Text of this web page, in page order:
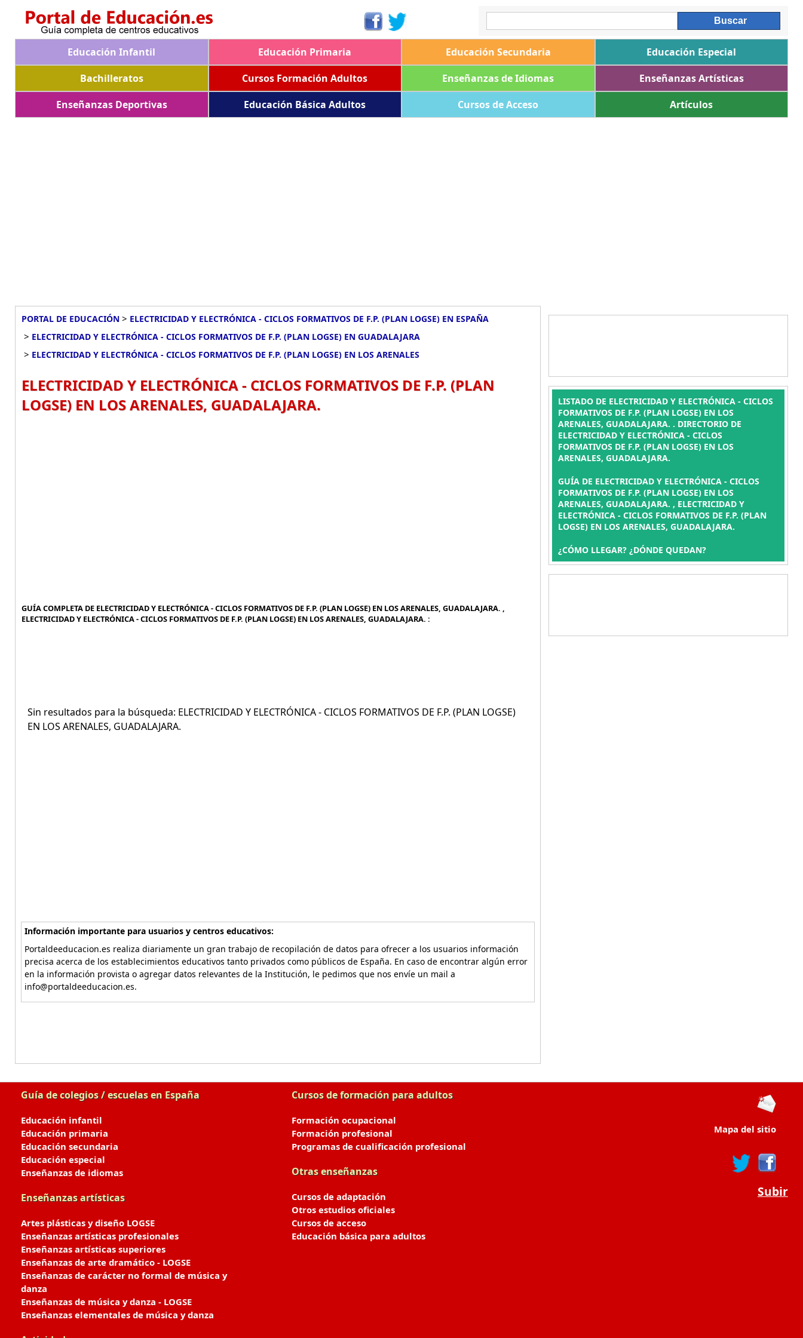
Educación Infantil Educación Primaria Educación Secundaria
Educación Especial
Bachilleratos
Cursos Formación Adultos Enseñanzas de Idiomas
Enseñanzas Artísticas
Enseñanzas Deportivas
Educación Básica Adultos Cursos de Acceso Artículos
PORTAL DE EDUCACIÓN > ELECTRICIDAD Y ELECTRÓNICA - CICLOS FORMATIVOS DE F.P. (PLAN LOGSE) EN ESPAÑA
> ELECTRICIDAD Y ELECTRÓNICA - CICLOS FORMATIVOS DE F.P. (PLAN LOGSE) EN GUADALAJARA
> ELECTRICIDAD Y ELECTRÓNICA - CICLOS FORMATIVOS DE F.P. (PLAN LOGSE) EN LOS ARENALES
ELECTRICIDAD Y ELECTRÓNICA - CICLOS FORMATIVOS DE F.P. (PLAN
LOGSE) EN LOS ARENALES, GUADALAJARA.
GUÍA COMPLETA DE ELECTRICIDAD Y ELECTRÓNICA - CICLOS FORMATIVOS DE F.P. (PLAN LOGSE) EN LOS ARENALES, GUADALAJARA. ,
ELECTRICIDAD Y ELECTRÓNICA - CICLOS FORMATIVOS DE F.P. (PLAN LOGSE) EN LOS ARENALES, GUADALAJARA. :
Sin resultados para la búsqueda: ELECTRICIDAD Y ELECTRÓNICA - CICLOS FORMATIVOS DE F.P. (PLAN LOGSE)
EN LOS ARENALES, GUADALAJARA.
Información importante para usuarios y centros educativos:
Portaldeeducacion.es realiza diariamente un gran trabajo de recopilación de datos para ofrecer a los usuarios información
precisa acerca de los establecimientos educativos tanto privados como públicos de España. En caso de encontrar algún error
en la información provista o agregar datos relevantes de la Institución, le pedimos que nos envíe un mail a
info@portaldeeducacion.es.
LISTADO DE ELECTRICIDAD Y ELECTRÓNICA - CICLOS
FORMATIVOS DE F.P. (PLAN LOGSE) EN LOS
ARENALES, GUADALAJARA. . DIRECTORIO DE
ELECTRICIDAD Y ELECTRÓNICA - CICLOS
FORMATIVOS DE F.P. (PLAN LOGSE) EN LOS
ARENALES, GUADALAJARA.
GUÍA DE ELECTRICIDAD Y ELECTRÓNICA - CICLOS
FORMATIVOS DE F.P. (PLAN LOGSE) EN LOS
ARENALES, GUADALAJARA. , ELECTRICIDAD Y
ELECTRÓNICA - CICLOS FORMATIVOS DE F.P. (PLAN
LOGSE) EN LOS ARENALES, GUADALAJARA.
¿CÓMO LLEGAR? ¿DÓNDE QUEDAN?
Guía de colegios / escuelas en España
Educación infantil
Educación primaria
Educación secundaria
Educación especial
Enseñanzas de idiomas
Enseñanzas artísticas
Artes plásticas y diseño LOGSE
Enseñanzas artísticas profesionales
Enseñanzas artísticas superiores
Enseñanzas de arte dramático - LOGSE
Enseñanzas de carácter no formal de música y
danza
Enseñanzas de música y danza - LOGSE
Enseñanzas elementales de música y danza
Cursos de formación para adultos
Formación ocupacional
Formación profesional
Programas de cualificación profesional
Otras enseñanzas
Cursos de adaptación
Otros estudios oficiales
Cursos de acceso
Educación básica para adultos
Mapa del sitio
Subir